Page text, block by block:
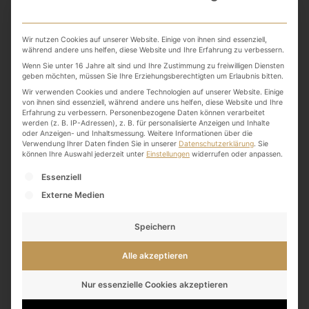
Me Time
Tag
Wir nutzen Cookies auf unserer Website. Einige von ihnen sind essenziell,
während andere uns helfen, diese Website und Ihre Erfahrung zu verbessern.
Wenn Sie unter 16 Jahre alt sind und Ihre Zustimmung zu freiwilligen Diensten
geben möchten, müssen Sie Ihre Erziehungsberechtigten um Erlaubnis bitten.
Wir verwenden Cookies und andere Technologien auf unserer Website. Einige
von ihnen sind essenziell, während andere uns helfen, diese Website und Ihre
Erfahrung zu verbessern. Personenbezogene Daten können verarbeitet
werden (z. B. IP-Adressen), z. B. für personalisierte Anzeigen und Inhalte
oder Anzeigen- und Inhaltsmessung. Weitere Informationen über die
Verwendung Ihrer Daten finden Sie in unserer Datenschutzerklärung. Sie
können Ihre Auswahl jederzeit unter Einstellungen widerrufen oder anpassen.
Es folgt eine Liste der Service-Gruppen, für die
Essenziell
Externe Medien
Speichern
Alle akzeptieren
Nur essenzielle Cookies akzeptieren